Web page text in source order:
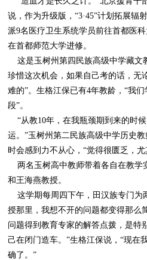
说，作为升级版，“3·45”计划拓展辐
派9名医疗卫生系统学员前往首都医
在首都师范大学进修。
这是玉树州第四民族高级中学藏文
珍惜这次机会，如果自己考的话，无
难的”。生格江保已有4年教龄，“我
段”。
“从教10年，在我瓶颈期到来的时
运。”玉树州第二民族高级中学历史
时会感到力不从心，“觉得很匮乏，尤
两名玉树高中教师带着各自在教学
和王海燕教授。
这学期每周四下午，田汉族专门为
授那里，我想不开的问题都变得那么
问题得到教育专家的解答点拨，是特
己在闭门造车。”生格江保说，“现在
确了。”